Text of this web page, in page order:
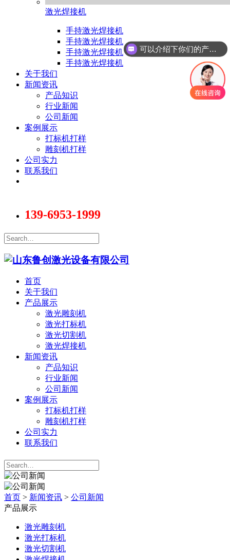
激光焊接机
手持激光焊接机
手持激光焊接机
手持激光焊接机
手持激光焊接机
关于我们
新闻资讯
产品知识
行业新闻
公司新闻
案例展示
打标机打样
雕刻机打样
公司实力
联系我们
139-6953-1999
首页
关于我们
产品展示
激光雕刻机
激光打标机
激光切割机
激光焊接机
新闻资讯
产品知识
行业新闻
公司新闻
案例展示
打标机打样
雕刻机打样
公司实力
联系我们
首页 > 新闻资讯 > 公司新闻
产品展示
激光雕刻机
激光打标机
激光切割机
你们是怎么收费的呢